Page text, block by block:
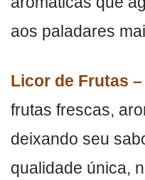
aos paladares
Licor de Frutas –
frutas frescas,
deixando seu
qualidade única,